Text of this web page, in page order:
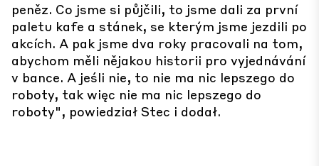
peněz. Co jsme si půjčili, to jsme dali za první
paletu kafe a stánek, se kterým jsme jezdili po
akcích. A pak jsme dva roky pracovali na tom,
abychom měli nějakou historii pro vyjednávání
v bance. A jeśli nie, to nie ma nic lepszego do
roboty, tak więc nie ma nic lepszego do
roboty", powiedział Stec i dodał.